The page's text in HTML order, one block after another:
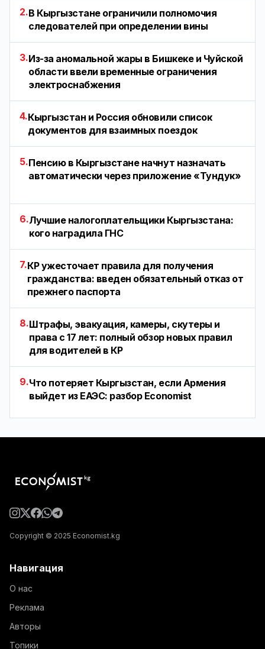
2.В Кыргызстане ограничили полномочия
следователей при определении вины
3.Из-за аномальной жары в Бишкеке и Чуйской
области ввели временные ограничения
электроснабжения
4.Кыргызстан и Россия обновили список
документов для взаимных поездок
5.Пенсию в Кыргызстане начнут назначать
автоматически через приложение «Тундук»
6.Лучшие налогоплательщики Кыргызстана:
кого наградила ГНС
7.КР ужесточает правила для получения
гражданства: введен обязательный отказ от
прежнего паспорта
8.Штрафы, эвакуация, камеры, скутеры и
права с 17 лет: полный обзор новых правил
для водителей в КР
9.Что потеряет Кыргызстан, если Армения
выйдет из ЕАЭС: разбор Economist
Copyright © 2025 Economist.kg
Навигация
О нас
Реклама
Авторы
Топики